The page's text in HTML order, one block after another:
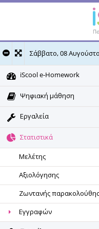
Σάββατο, 08
iScool e-Homework
Ψηφιακή μάθηση
Εργαλεία
Στατιστικά
Μελέτης
Αξιολόγησης
Ζωντανής
Εγγραφών